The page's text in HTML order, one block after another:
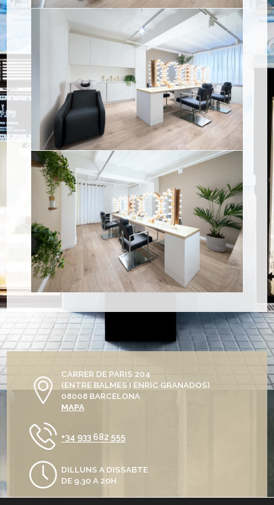
CARRER DE PARIS 204
(ENTRE BALMES I ENRIC GRANADOS)
08008 BARCELONA
MAPA
+34 933 682 555
DILLUNS A DISSABTE
DE 9.30 A 20H